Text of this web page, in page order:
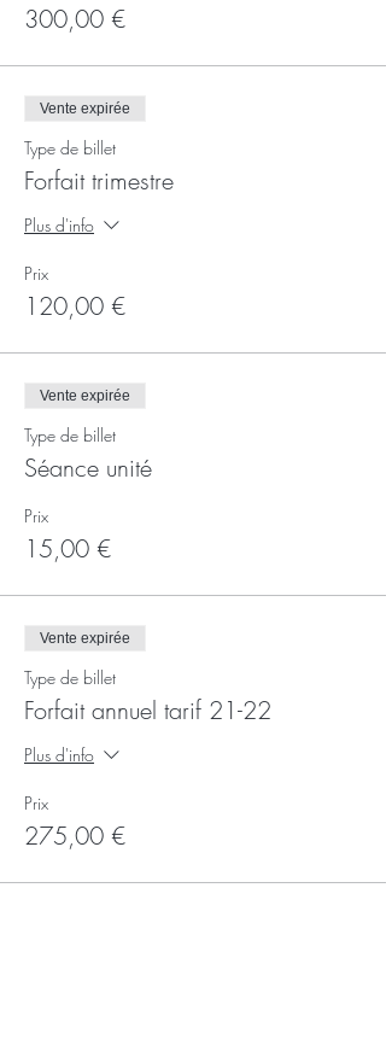
300,00 €
Vente expirée
Type de billet
Forfait trimestre
Plus d'info
Prix
120,00 €
Vente expirée
Type de billet
Séance unité
Prix
15,00 €
Vente expirée
Type de billet
Forfait annuel tarif 21-22
Plus d'info
Prix
275,00 €